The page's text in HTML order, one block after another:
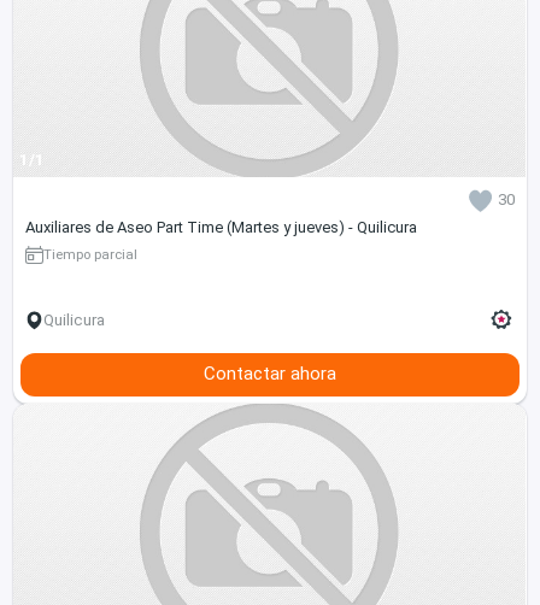
1/1
30
Auxiliares de Aseo Part Time (Martes y jueves) - Quilicura
Tiempo parcial
Quilicura
Contactar ahora